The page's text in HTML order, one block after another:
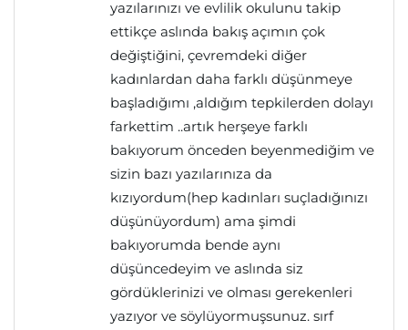
yazılarınızı ve evlilik okulunu takip
ettikçe aslında bakış açımın çok
değiştiğini, çevremdeki diğer
kadınlardan daha farklı düşünmeye
başladığımı ,aldığım tepkilerden dolayı
farkettim ..artık herşeye farklı
bakıyorum önceden beyenmediğim ve
sizin bazı yazılarınıza da
kızıyordum(hep kadınları suçladığınızı
düşünüyordum) ama şimdi
bakıyorumda bende aynı
düşüncedeyim ve aslında siz
gördüklerinizi ve olması gerekenleri
yazıyor ve söylüyormuşsunuz. sırf